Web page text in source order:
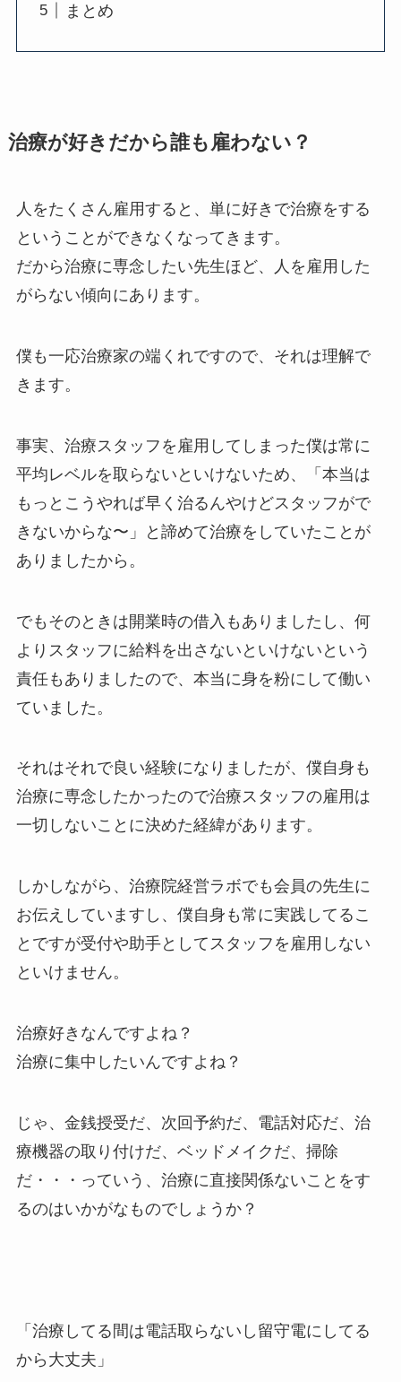
まとめ
治療が好きだから誰も雇わない？
人をたくさん雇用すると、単に好きで治療をする
ということができなくなってきます。
だから治療に専念したい先生ほど、人を雇用した
がらない傾向にあります。
僕も一応治療家の端くれですので、それは理解で
きます。
事実、治療スタッフを雇用してしまった僕は常に
平均レベルを取らないといけないため、「本当は
もっとこうやれば早く治るんやけどスタッフがで
きないからな〜」と諦めて治療をしていたことが
ありましたから。
でもそのときは開業時の借入もありましたし、何
よりスタッフに給料を出さないといけないという
責任もありましたので、本当に身を粉にして働い
ていました。
それはそれで良い経験になりましたが、僕自身も
治療に専念したかったので治療スタッフの雇用は
一切しないことに決めた経緯があります。
しかしながら、治療院経営ラボでも会員の先生に
お伝えしていますし、僕自身も常に実践してるこ
とですが受付や助手としてスタッフを雇用しない
といけません。
治療好きなんですよね？
治療に集中したいんですよね？
じゃ、金銭授受だ、次回予約だ、電話対応だ、治
療機器の取り付けだ、ベッドメイクだ、掃除
だ・・・っていう、治療に直接関係ないことをす
るのはいかがなものでしょうか？
「治療してる間は電話取らないし留守電にしてる
から大丈夫」